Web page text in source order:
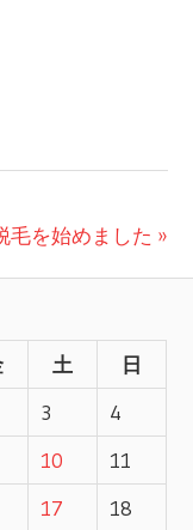
毛を始めました
土 日
3
4
10
11
17
18